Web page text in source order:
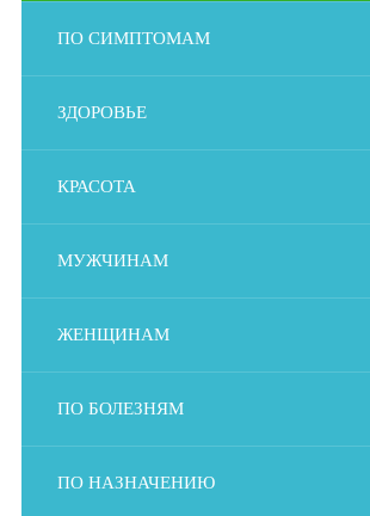
ПО СИМПТОМАМ
ЗДОРОВЬЕ
КРАСОТА
МУЖЧИНАМ
ЖЕНЩИНАМ
ПО БОЛЕЗНЯМ
ПО НАЗНАЧЕНИЮ